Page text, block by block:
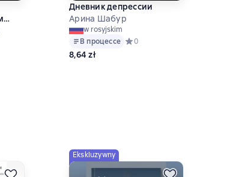
5 на основе 6 оценок
Дневник депрессии
Арина Шабур
w rosyjskim
В процессе Средний рейтинг 0 на основе
0
8,64 zł
Ekskluzywny